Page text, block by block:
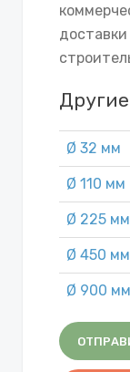
Ø 32 мм
Ø 110 мм
Ø 225 мм
Ø 450 мм
Ø 900 мм